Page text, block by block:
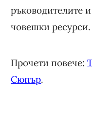
ръководителите
човешки ресурси.
Прочети повече:
Сюпър.